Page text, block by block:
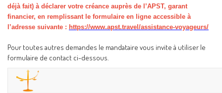
déjà fait) à déclarer votre créance auprès de l’APST, garant
financier, en remplissant le formulaire en ligne accessible à
l’adresse suivante : https://www.apst.travel/assistance-voyageurs/
Pour toutes autres demandes le mandataire vous invite à utiliser le
formulaire de contact ci-dessous.